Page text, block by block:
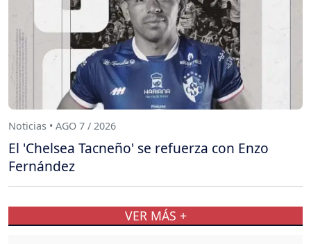
Noticias • AGO 7 / 2026
El 'Chelsea Tacneño' se refuerza con Enzo
Fernández
VER MÁS +